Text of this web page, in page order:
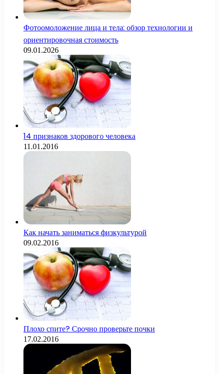
Фотоомоложение лица и тела: обзор технологии и
ориентировочная стоимость
09.01.2026
14 признаков здорового человека
11.01.2016
Как начать заниматься физкультурой
09.02.2016
Плохо спите? Срочно проверьте почки
17.02.2016